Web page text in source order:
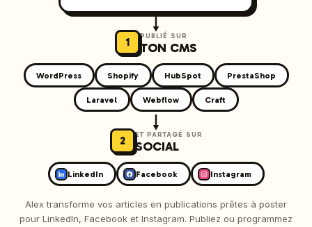
↓
1
PUBLIÉ SUR
TON CMS
WordPress Shopify HubSpot PrestaShop
Laravel Webflow Craft
↓
2
ET PARTAGÉ SUR
SOCIAL
LinkedIn Facebook Instagram
Alex transforme vos articles en publications prêtes à poster
pour LinkedIn, Facebook et Instagram. Publiez ou programmez